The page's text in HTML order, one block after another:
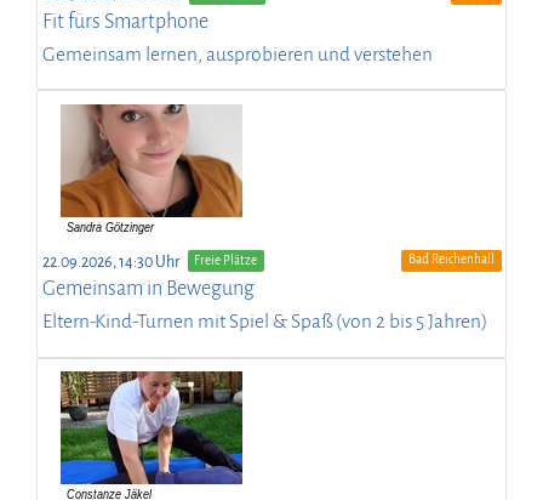
Fit fürs Smartphone
Gemeinsam lernen, ausprobieren und verstehen
22.09.2026, 14:30 Uhr Freie Plätze Bad Reichenhall
Gemeinsam in Bewegung
Eltern-Kind-Turnen mit Spiel & Spaß (von 2 bis 5 Jahren)